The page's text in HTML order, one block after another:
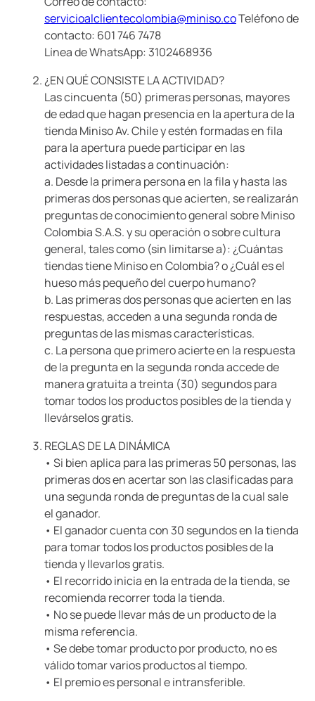
servicioalclientecolombia@miniso.coTeléfono de
contacto: 601 746 7478
Línea de WhatsApp: 3102468936
¿EN QUÉ CONSISTE LA ACTIVIDAD?
Las cincuenta (50) primeras personas, mayores
de edad que hagan presencia en la apertura de la
tienda Miniso Av. Chile y estén formadas en fila
para la apertura puede participar en las
actividades listadas a continuación:
a. Desde la primera persona en la fila y hasta las
primeras dos personas que acierten, se realizarán
preguntas de conocimiento general sobre Miniso
Colombia S.A.S. y su operación o sobre cultura
general, tales como (sin limitarse a): ¿Cuántas
tiendas tiene Miniso en Colombia? o ¿Cuál es el
hueso más pequeño del cuerpo humano?
b. Las primeras dos personas que acierten en las
respuestas, acceden a una segunda ronda de
preguntas de las mismas características.
c. La persona que primero acierte en la respuesta
de la pregunta en la segunda ronda accede de
manera gratuita a treinta (30) segundos para
tomar todos los productos posibles de la tienda y
llevárselos gratis.
REGLAS DE LA DINÁMICA
• Si bien aplica para las primeras 50 personas, las
primeras dos en acertar son las clasificadas para
una segunda ronda de preguntas de la cual sale
el ganador.
• El ganador cuenta con 30 segundos en la tienda
para tomar todos los productos posibles de la
tienda y llevarlos gratis.
• El recorrido inicia en la entrada de la tienda, se
recomienda recorrer toda la tienda.
• No se puede llevar más de un producto de la
misma referencia.
• Se debe tomar producto por producto, no es
válido tomar varios productos al tiempo.
• El premio es personal e intransferible.